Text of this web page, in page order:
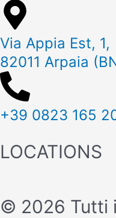
Via Appia Est, 1,
82011 Arpaia
+39 0823 165
LOCATIONS
© 2026 Tutti